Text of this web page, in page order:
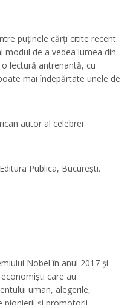
puținele cărți citite recent
modul de a vedea lumea din
lectură antrenantă, cu
mai îndepărtate unele de
autor al celebrei
Publica, București.
Nobel în anul 2017 și
care au
uman, alegerile,